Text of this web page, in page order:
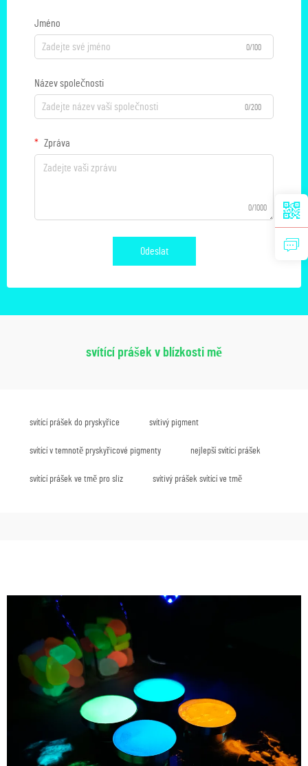
Jméno
0/100
Název společnosti
0/200
Zpráva
0/1000
Odeslat
svítící prášek v blízkosti mě
svítící prášek do pryskyřice svítivý pigment
svítící v temnotě pryskyřicové pigmenty nejlepší svítící prášek
svítící prášek ve tmě pro sliz svítivý prášek svítící ve tmě